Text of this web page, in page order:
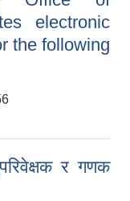
electronic
the following
र गणक